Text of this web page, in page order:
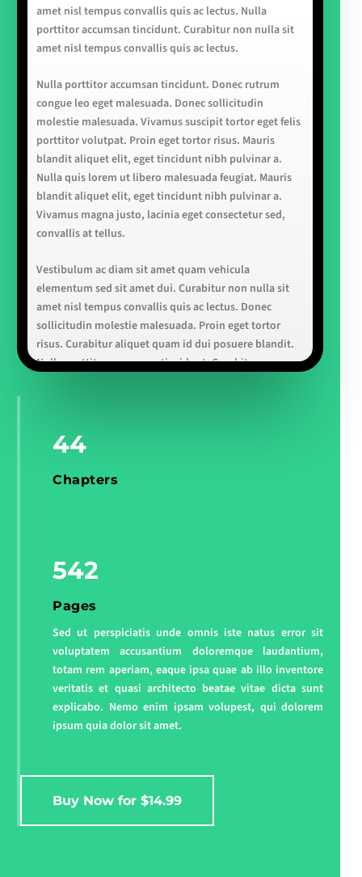
amet nisl tempus convallis quis ac lectus. Nulla
porttitor accumsan tincidunt. Curabitur non nulla sit
amet nisl tempus convallis quis ac lectus.
Nulla porttitor accumsan tincidunt. Donec rutrum
congue leo eget malesuada. Donec sollicitudin
molestie malesuada. Vivamus suscipit tortor eget felis
porttitor volutpat. Proin eget tortor risus. Mauris
blandit aliquet elit, eget tincidunt nibh pulvinar a.
Nulla quis lorem ut libero malesuada feugiat. Mauris
blandit aliquet elit, eget tincidunt nibh pulvinar a.
Vivamus magna justo, lacinia eget consectetur sed,
convallis at tellus.
Vestibulum ac diam sit amet quam vehicula
elementum sed sit amet dui. Curabitur non nulla sit
amet nisl tempus convallis quis ac lectus. Donec
sollicitudin molestie malesuada. Proin eget tortor
risus. Curabitur aliquet quam id dui posuere blandit.
Nulla porttitor accumsan tincidunt. Curabitur non
auctor sit amet aliquam vel, ullamcorper sit amet
ligula. Curabitur aliquet quam id dui posuere blandit.
amet ligula. Sed porttitor lectus nibh. Curabitur non
Donec rutrum congue leo eget malesuada. Curabitur
Pellentesque in ipsum id orci porta dapibus.
Vestibulum ac diam sit amet quam vehicula
elementum sed sit amet dui. Quisque velit nisi,
pretium ut lacinia in, elementum id enim.
Sed ut perspiciatis unde omnis iste natus error sit
totam rem aperiam, eaque ipsa quae ab illo inventore
veritatis et quasi architecto beatae vitae dicta sunt
explicabo.
44
Chapters
542
Pages
Sed ut perspiciatis unde omnis iste natus error sit
voluptatem accusantium doloremque laudantium,
totam rem aperiam, eaque ipsa quae ab illo inventore
veritatis et quasi architecto beatae vitae dicta sunt
explicabo. Nemo enim ipsam volupest, qui dolorem
ipsum quia dolor sit amet.
Buy Now for $14.99